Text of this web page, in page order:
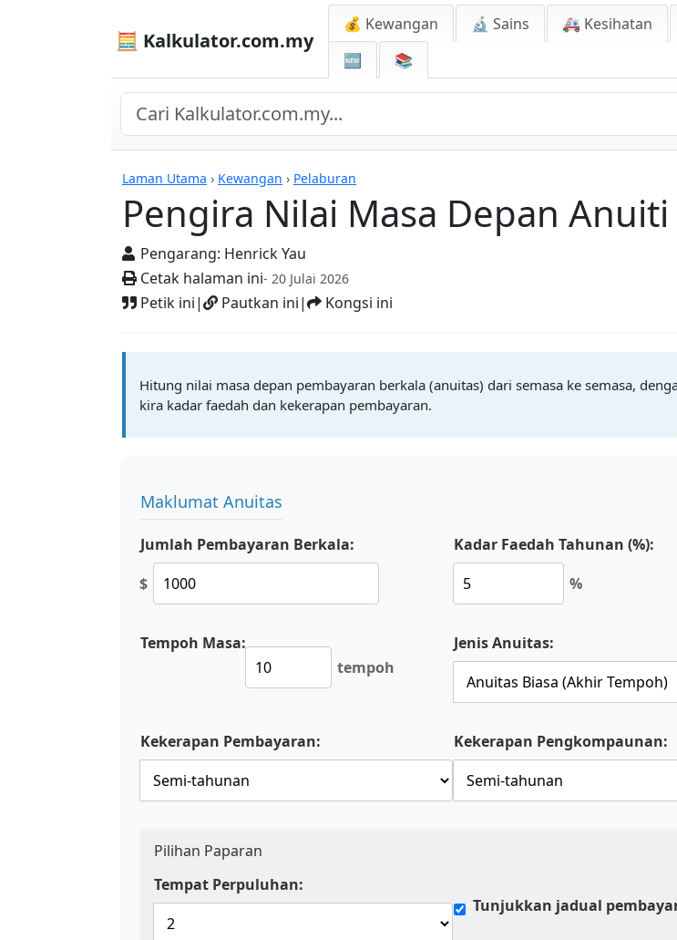
🧮 Kalkulator.com.my
💰 Kewangan 🔬 Sains 🚑 Kesihatan
🆕
📚
Laman Utama › Kewangan › Pelaburan
Pengira Nilai Masa Depan Anuiti
Pengarang: Henrick Yau
Cetak halaman ini- 20 Julai 2026
Petik ini| Pautkan ini| Kongsi ini
Pengira Nilai Masa Depan Anuiti
Hitung nilai masa depan pembayaran berkala (anuitas) dari semasa ke semasa,
kira kadar faedah dan kekerapan pembayaran.
Maklumat Anuitas
Jumlah Pembayaran Berkala:
$
Kadar Faedah Tahunan (%):
%
Tempoh Masa:
tempoh
Jenis Anuitas:
Kekerapan Pembayaran: Kekerapan Pengkompaunan:
Pilihan Paparan
Tempat Perpuluhan:
Tunjukkan jadual